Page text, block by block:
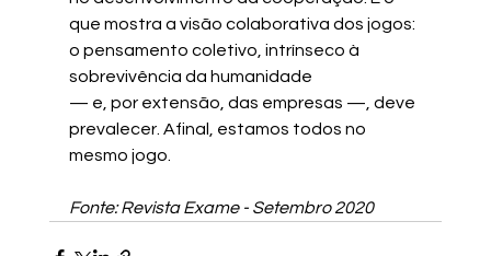
que mostra a visão colaborativa dos jogos:
o pensamento coletivo, intrínseco à
sobrevivência da humanidade
— e, por extensão, das empresas —, deve
prevalecer. Afinal, estamos todos no
mesmo jogo.
Fonte: Revista Exame - Setembro 2020